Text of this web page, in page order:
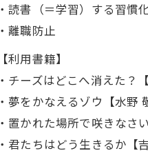
・読書（＝学習）する習慣
・離職防止
【利用書籍】
・チーズはどこへ消えた
・夢をかなえるゾウ【水野
・置かれた場所で咲きな
・君たちはどう生きるか